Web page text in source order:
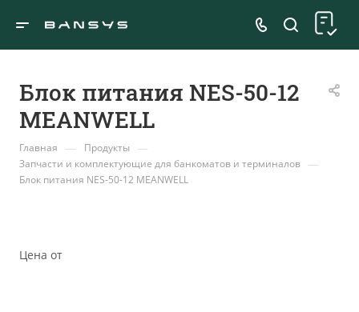
Блок питания NES-50-12
MEANWELL
Главная — Продукты —
Запчасти и комплектующие для банкоматов и терминалов —
Блок питания NES-50-12 MEANWELL
Цена от